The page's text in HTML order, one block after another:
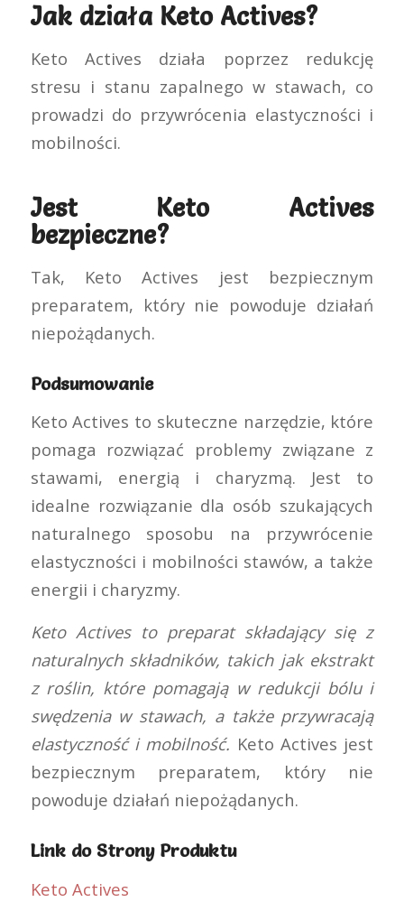
Jak działa Keto Actives?
Keto Actives działa poprzez redukcję
stresu i stanu zapalnego w stawach, co
prowadzi do przywrócenia elastyczności i
mobilności.
Jest Keto Actives
bezpieczne?
Tak, Keto Actives jest bezpiecznym
preparatem, który nie powoduje działań
niepożądanych.
Podsumowanie
Keto Actives to skuteczne narzędzie, które
pomaga rozwiązać problemy związane z
stawami, energią i charyzmą. Jest to
idealne rozwiązanie dla osób szukających
naturalnego sposobu na przywrócenie
elastyczności i mobilności stawów, a także
energii i charyzmy.
Keto Actives to preparat składający się z
naturalnych składników, takich jak ekstrakt
z roślin, które pomagają w redukcji bólu i
swędzenia w stawach, a także przywracają
elastyczność i mobilność. Keto Actives jest
bezpiecznym preparatem, który nie
powoduje działań niepożądanych.
Link do Strony Produktu
Keto Actives